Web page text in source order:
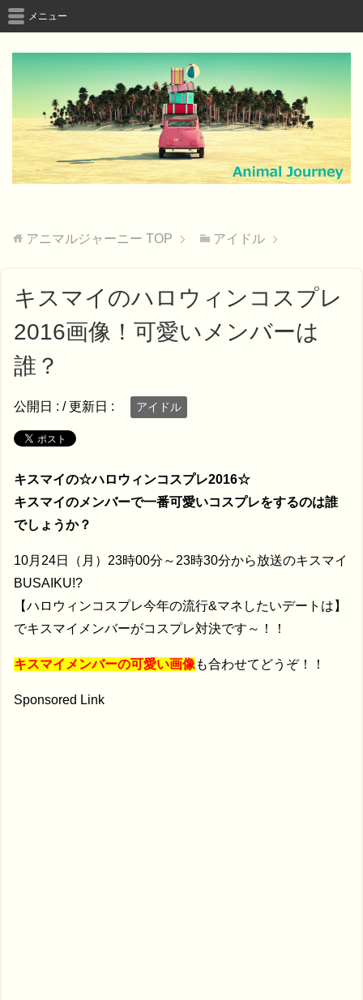
メニュー
アニマルジャーニー TOP アイドル
キスマイのハロウィンコスプレ
2016画像！可愛いメンバーは
誰？
公開日 : / 更新日 : アイドル
キスマイの☆ハロウィンコスプレ2016☆
キスマイのメンバーで一番可愛いコスプレをするのは誰
でしょうか？
10月24日（月）23時00分～23時30分から放送のキスマイ
BUSAIKU!?
【ハロウィンコスプレ今年の流行&マネしたいデートは】
でキスマイメンバーがコスプレ対決です～！！
キスマイメンバーの可愛い画像 も合わせてどうぞ！！
Sponsored Link